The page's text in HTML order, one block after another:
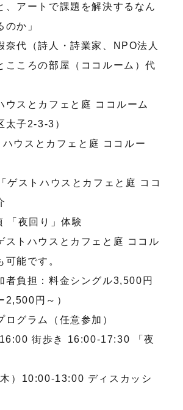
、アートで課題を解決するなん
のか」
奈代（詩人・詩業家、NPO法人
こころの部屋（ココルーム）代
ウスとカフェと庭 ココルーム
太子2-3-3）
ウスとカフェと庭 ココルー
ストハウスとカフェと庭 ココ
「夜回り」体験
トハウスとカフェと庭 ココル
可能です。
者負担：料金シングル3,500円
2,500円～）
グラム（任意参加）
街歩き 16:00-17:30 「夜
）10:00-13:00 ディスカッシ